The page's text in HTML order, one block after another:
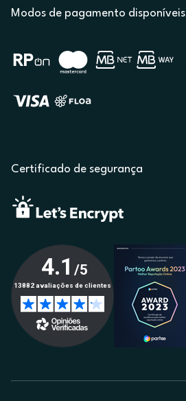
Modos de pagamento disponíveis
Certificado de segurança